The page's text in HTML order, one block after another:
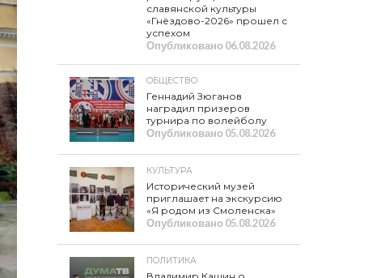
славянской культуры
«Гнёздово-2026» прошел с
успехом
Опубликовано06.08.2026
ОБЩЕСТВО
Геннадий Зюганов
наградил призеров
турнира по волейболу
Опубликовано05.08.2026
КУЛЬТУРА
Исторический музей
приглашает на экскурсию
«Я родом из Смоленска»
Опубликовано05.08.2026
ПОЛИТИКА